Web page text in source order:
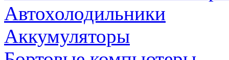
Автохолодильники
Аккумуляторы